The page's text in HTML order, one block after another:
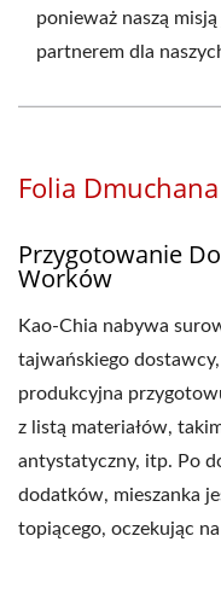
ponieważ naszą
partnerem dla
Folia
Przygotowanie
Worków
Kao-Chia nabywa
tajwańskiego
produkcyjna
z listą materiałów,
antystatyczny, itp. Po
dodatków, mieszanka
topiącego, oczekując